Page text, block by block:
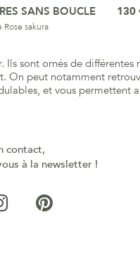
SANS BOUCLE
Rose sakura
130
sont ornés de
On peut notamment
et vous permettent
contact,
à la newsletter !